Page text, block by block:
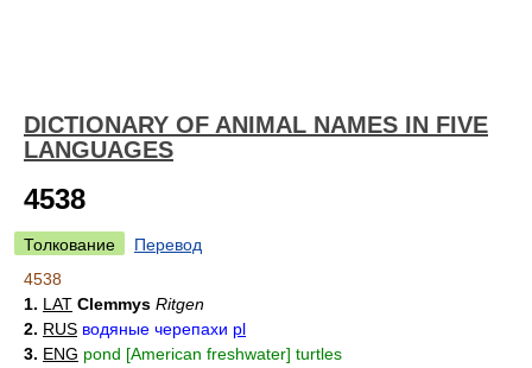
DICTIONARY OF ANIMAL NAMES IN FIVE
LANGUAGES
4538
Толкование
Перевод
4538
1. LAT Clemmys Ritgen
2. RUS водяные черепахи pl
3. ENG pond [American freshwater] turtles